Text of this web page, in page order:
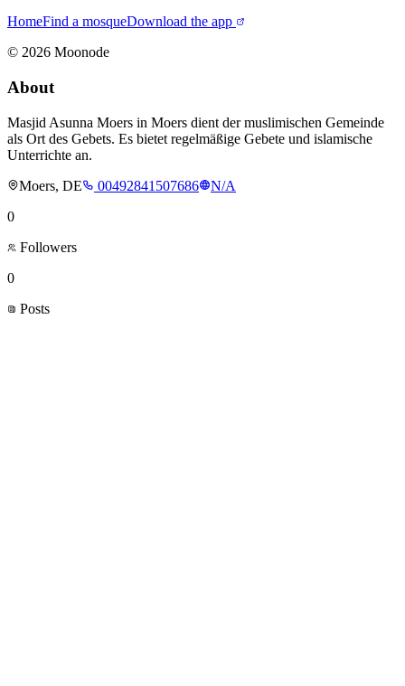
HomeFind a mosqueDownload the app
© 2026 Moonode
About
Masjid Asunna Moers in Moers dient der muslimischen Gemeinde
als Ort des Gebets. Es bietet regelmäßige Gebete und islamische
Unterrichte an.
Moers, DE
00492841507686
N/A
0
Followers
0
Posts